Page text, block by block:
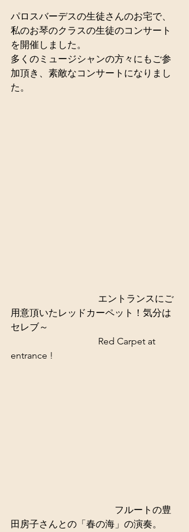
パロスバーデスの生徒さんのお宅で、
私のお琴のクラスの生徒のコンサート
を開催しました。
多くのミュージシャンの方々にもご参
加頂き、素敵なコンサートになりまし
た。
用意頂いたレッドカーペット！気分は
セレブ～
entrance !
フルートの豊
田房子さんとの「春の海」の演奏。